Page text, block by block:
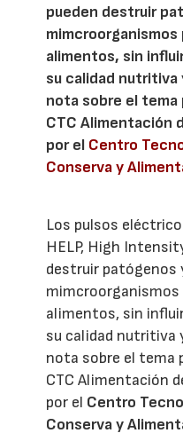
pueden destruir
alimentos, sin
su calidad nutritiva
nota sobre el tema
CTC Alimentación
por el Centro
Conserva y
Los pulsos
HELP, High
destruir patógenos
alimentos, sin
su calidad nutritiva
nota sobre el tema
CTC Alimentación
por el Centro
Conserva y